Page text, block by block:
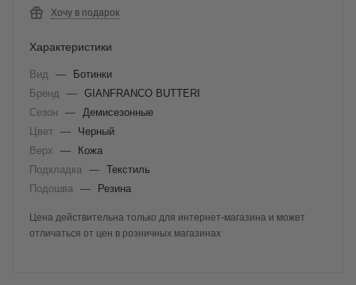
Хочу в подарок
Характеристики
Вид —
Ботинки
Бренд
— GIANFRANCO BUTTERI
Сезон
—
Демисезонные
Цвет —
Черный
Верх
—
Кожа
Подкладка
— Текстиль
Подошва
— Резина
Цена действительна только для интернет-магазина и может
отличаться от цен в розничных магазинах